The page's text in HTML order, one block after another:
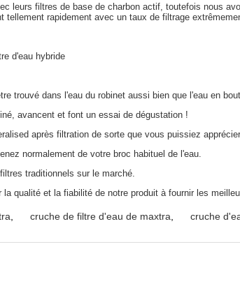
leurs filtres de base de charbon actif, toutefois nous
rapidement avec un taux de filtrage
d'eau hybride
trouvé dans l'eau du robinet aussi bien que l'eau en
avancent et font un essai de dégustation !
après filtration de sorte que vous puissiez
normalement de votre broc habituel de l'eau.
traditionnels sur le marché.
qualité et la fiabilité de notre produit à fournir les
cruche de filtre d'eau de maxtra cruche